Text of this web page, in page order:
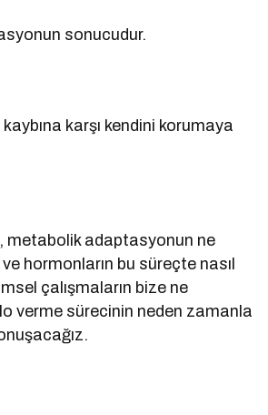
sonucudur.
karşı kendini korumaya
metabolik adaptasyonun ne
hormonların bu süreçte nasıl
çalışmaların bize ne
verme sürecinin neden zamanla